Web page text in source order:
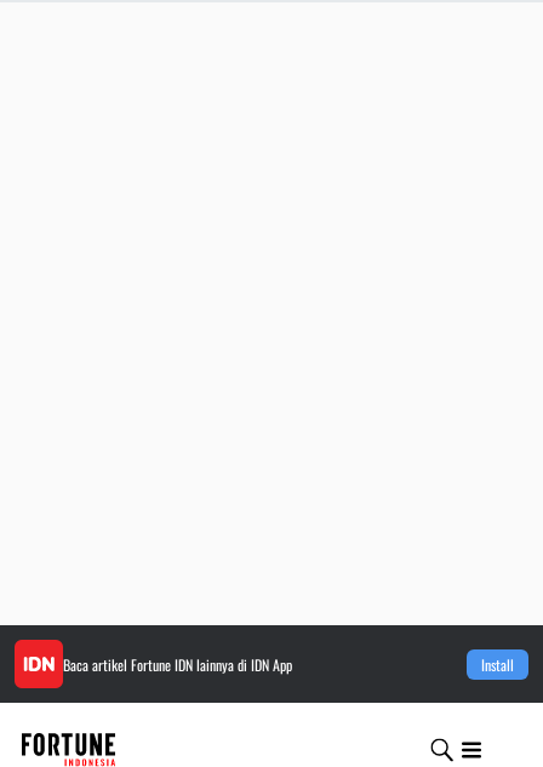
Baca artikel Fortune IDNlainnya di IDN App Install